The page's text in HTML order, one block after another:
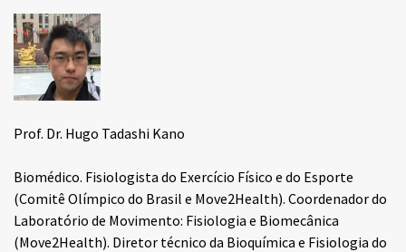
Prof. Dr. Hugo Tadashi Kano
Biomédico. Fisiologista do Exercício Físico e do Esporte
(Comitê Olímpico do Brasil e Move2Health). Coordenador do
Laboratório de Movimento: Fisiologia e Biomecânica
(Move2Health). Diretor técnico da Bioquímica e Fisiologia do